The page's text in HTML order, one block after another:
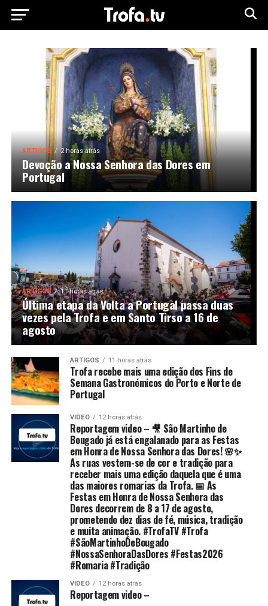
ARTIGOS 2 horas atrás
Devoção a Nossa Senhora das Dores em
Portugal
ARTIGOS 11 horas atrás
Última etapa da Volta a Portugal passa duas
vezes pela Trofa e em Santo Tirso a 16 de
agosto
ARTIGOS 11 horas atrás
Trofa recebe mais uma edição dos Fins de
Semana Gastronómicos do Porto e Norte de
Portugal
VIDEO 12 horas atrás
Reportagem video – 🎥 São Martinho de
Bougado já está engalanado para as Festas
em Honra de Nossa Senhora das Dores! 🌸✨
As ruas vestem-se de cor e tradição para
receber mais uma edição daquela que é uma
das maiores romarias da Trofa. 📅 As
Festas em Honra de Nossa Senhora das
Dores decorrem de 8 a 17 de agosto,
prometendo dez dias de fé, música, tradição
e muita animação. #TrofaTV #Trofa
#SãoMartinhoDeBougado
#NossaSenhoraDasDores #Festas2026
#Romaria #Tradição
VIDEO 12 horas atrás
Reportagem video –